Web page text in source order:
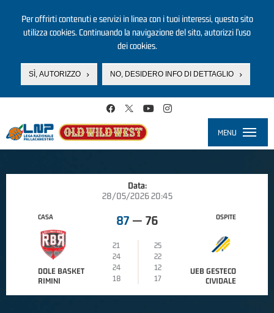
Per offrirti contenuti e servizi in linea con i tuoi interessi, questo sito
utilizza cookies. Continuando la navigazione del sito, autorizzi l’uso
dei cookies.
SÌ, AUTORIZZO NO, DESIDERO INFO DI DETTAGLIO
MENU
Data:
28/05/2026 20:45
CASA
DOLE BASKET
RIMINI
87 — 76
21
25
24
22
24
12
18
17
OSPITE
UEB GESTECO
CIVIDALE